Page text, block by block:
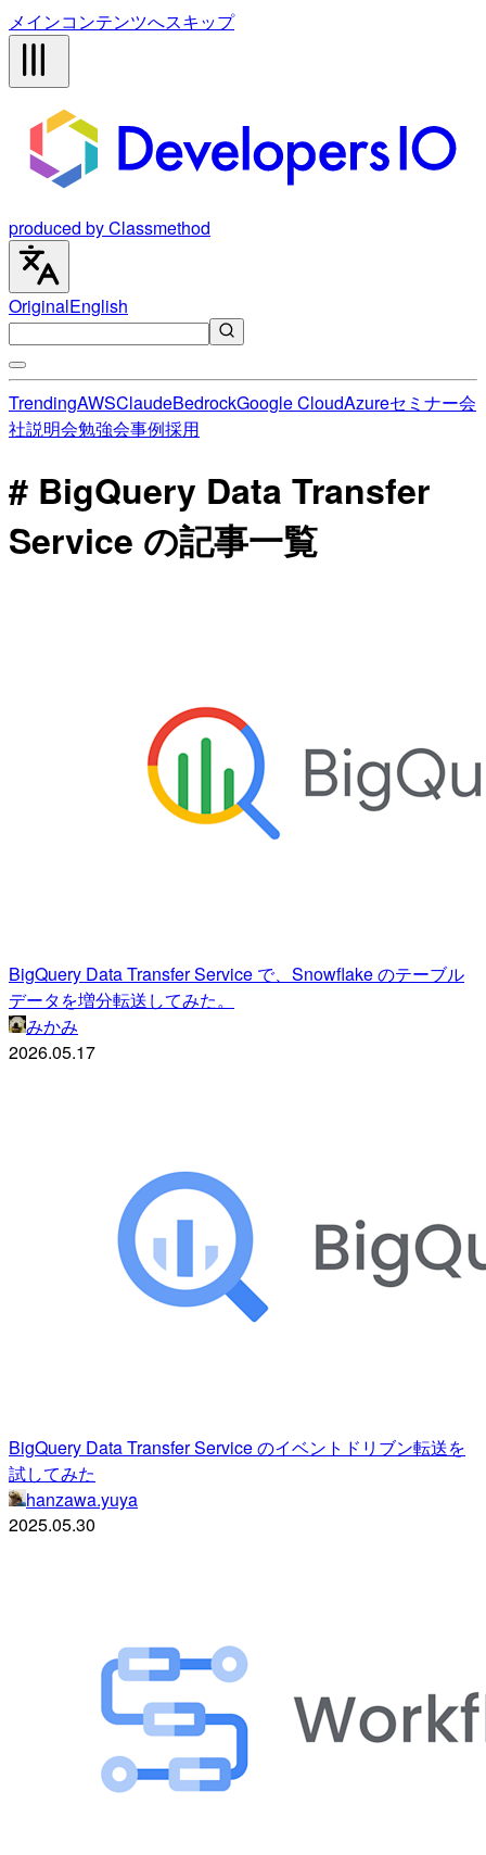
メインコンテンツへスキップ
produced by Classmethod
OriginalEnglish
TrendingAWSClaudeBedrockGoogle CloudAzureセミナー会
社説明会勉強会事例採用
# BigQuery Data Transfer
Service の記事一覧
BigQuery Data Transfer Service で、Snowflake のテーブル
データを増分転送してみた。
みかみ
2026.05.17
BigQuery Data Transfer Service のイベントドリブン転送を
試してみた
hanzawa.yuya
2025.05.30